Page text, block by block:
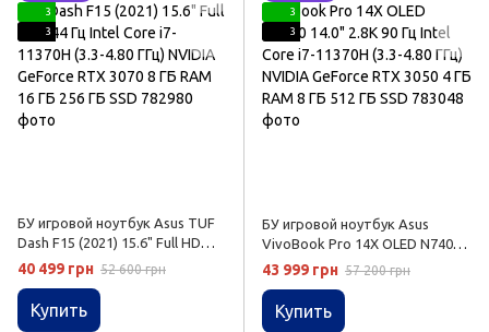
3
3
БУ игровой ноутбук Asus TUF
Dash F15 (2021) 15.6" Full HD
144 Гц Intel Core i7-11370H (3.3-
4.80 ГГц) NVIDIA GeForce RTX
3070 8 ГБ RAM 16 ГБ 256 ГБ SSD
40 499 грн 52 600 грн
Купить
3
3
БУ игровой ноутбук Asus
VivoBook Pro 14X OLED N7400
14.0" 2.8K 90 Гц Intel Core i7-
11370H (3.3-4.80 ГГц) NVIDIA
GeForce RTX 3050 4 ГБ RAM 8
ГБ 512 ГБ SSD
43 999 грн 57 200 грн
Купить